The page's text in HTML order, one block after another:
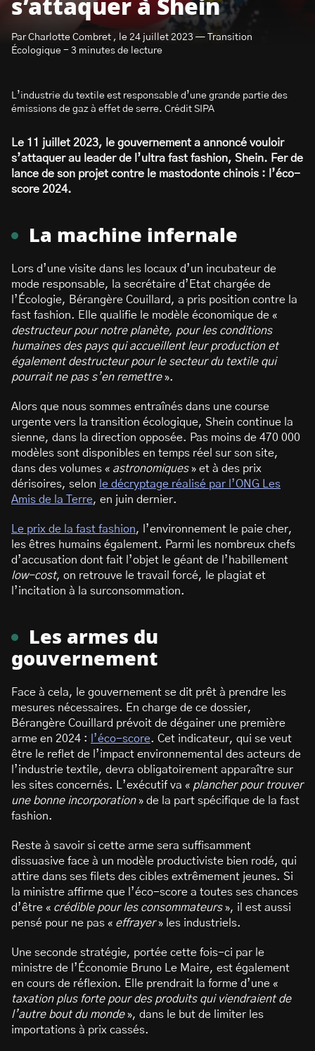
s’attaquer à Shein
Par Charlotte Combret , le 24 juillet 2023 — Transition
Écologique - 3 minutes de lecture
L’industrie du textile est responsable d’une grande partie des
émissions de gaz à effet de serre. Crédit SIPA
Le 11 juillet 2023, le gouvernement a annoncé vouloir
s’attaquer au leader de l’ultra fast fashion, Shein. Fer de
lance de son projet contre le mastodonte chinois : l’éco-
score 2024.
La machine infernale
Lors d’une visite dans les locaux d’un incubateur de
mode responsable, la secrétaire d’Etat chargée de
l’Écologie, Bérangère Couillard, a pris position contre la
fast fashion. Elle qualifie le modèle économique de «
destructeur pour notre planète, pour les conditions
humaines des pays qui accueillent leur production et
également destructeur pour le secteur du textile qui
pourrait ne pas s’en remettre».
Alors que nous sommes entraînés dans une course
urgente vers la transition écologique, Shein continue la
sienne, dans la direction opposée. Pas moins de 470 000
modèles sont disponibles en temps réel sur son site,
dans des volumes « astronomiques» et à des prix
dérisoires, selon le décryptage réalisé par l’ONG Les
Amis de la Terre, en juin dernier.
Le prix de la fast fashion, l’environnement le paie cher,
les êtres humains également. Parmi les nombreux chefs
d’accusation dont fait l’objet le géant de l’habillement
low-cost, on retrouve le travail forcé, le plagiat et
l’incitation à la surconsommation.
Les armes du
gouvernement
Face à cela, le gouvernement se dit prêt à prendre les
mesures nécessaires. En charge de ce dossier,
Bérangère Couillard prévoit de dégainer une première
arme en 2024 :
l’éco-score. Cet indicateur, qui se veut
être le reflet de l’impact environnemental des acteurs de
l’industrie textile, devra obligatoirement apparaître sur
les sites concernés. L’exécutif va « plancher pour trouver
une bonne incorporation» de la part spécifique de la fast
fashion.
Reste à savoir si cette arme sera suffisamment
dissuasive face à un modèle productiviste bien rodé, qui
attire dans ses filets des cibles extrêmement jeunes. Si
la ministre affirme que l’éco-score a toutes ses chances
d’être « crédible pour les consommateurs», il est aussi
pensé pour ne pas « effrayer» les industriels.
Une seconde stratégie, portée cette fois-ci par le
ministre de l’Économie Bruno Le Maire, est également
en cours de réflexion. Elle prendrait la forme d’une «
taxation plus forte pour des produits qui viendraient de
l’autre bout du monde», dans le but de limiter les
importations à prix cassés.
S’abonner à la newsletter